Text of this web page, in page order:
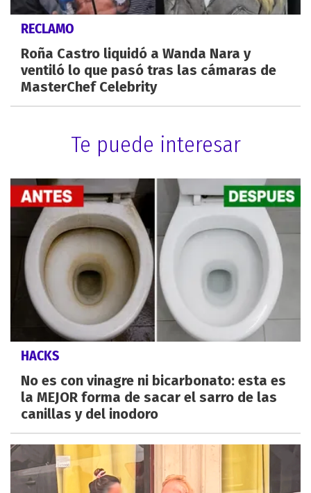
RECLAMO
Roña Castro liquidó a Wanda Nara y
ventiló lo que pasó tras las cámaras de
MasterChef Celebrity
Te puede interesar
HACKS
No es con vinagre ni bicarbonato: esta es
la MEJOR forma de sacar el sarro de las
canillas y del inodoro